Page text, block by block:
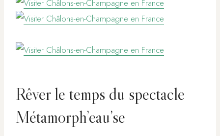
Rêver le temps du spectacle
Métamorph’eau’se